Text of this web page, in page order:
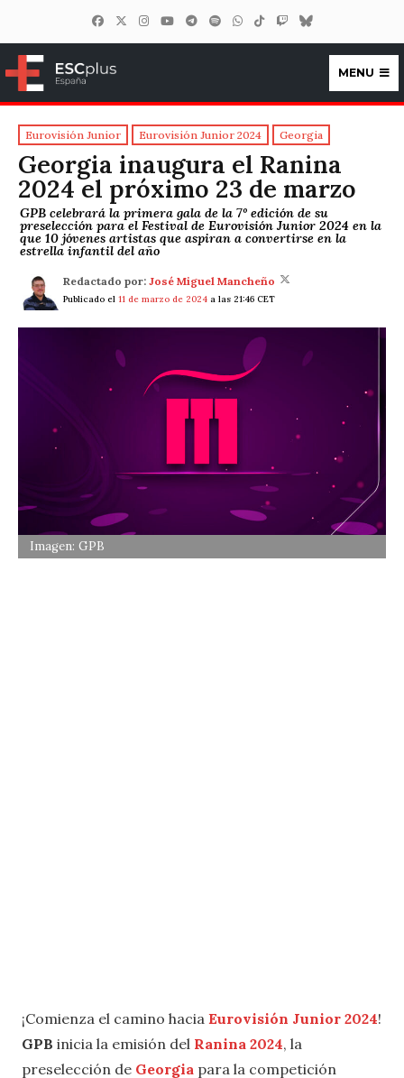
ESCplus España
MENU
Eurovisión Junior Eurovisión Junior 2024 Georgia
Georgia inaugura el Ranina
2024 el próximo 23 de marzo
GPB celebrará la primera gala de la 7º edición de su
preselección para el Festival de Eurovisión Junior 2024 en la
que 10 jóvenes artistas que aspiran a convertirse en la
estrella infantil del año
Redactado por: José Miguel Mancheño
Publicado el 11 de marzo de 2024 a las 21:46 CET
Imagen: GPB
¡Comienza el camino hacia Eurovisión Junior 2024!
GPB inicia la emisión del Ranina 2024, la
preselección de Georgia para la competición